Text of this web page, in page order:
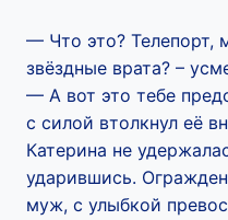
— Что это? Телепорт,
звёздные врата? –
— А вот это тебе
с силой втолкнул её
Катерина не
ударившись.
муж, с улыбкой